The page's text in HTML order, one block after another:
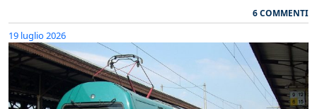
6 COMMENTI
19 luglio 2026